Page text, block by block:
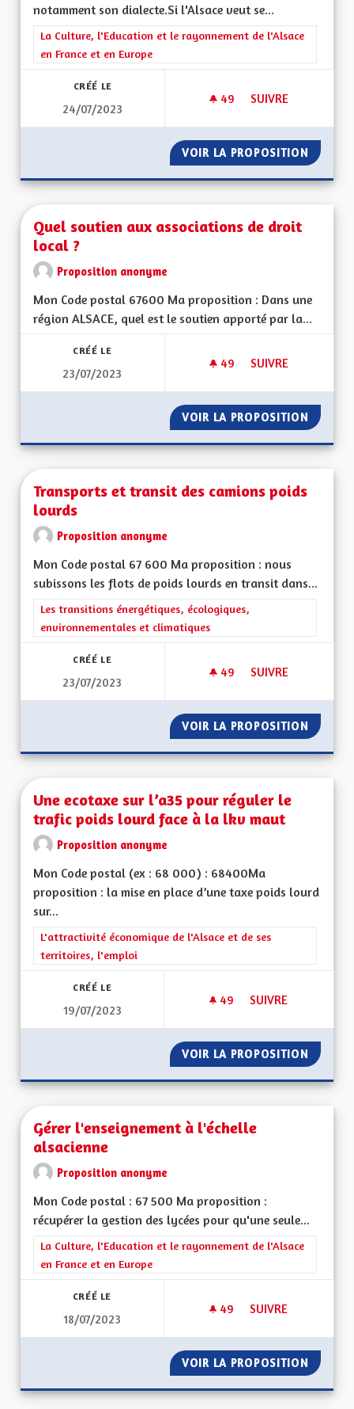
notamment son dialecte.Si l'Alsace veut se...
Filtrer les résultats de la catégorie : La Culture, l'Education et
La Culture, l'Education et le rayonnement de l'Alsace
en France et en Europe
CRÉÉ LE
24/07/2023
49 49 ABONNÉS
SUIVRE
VOIR LA PROPOSITION
Quel soutien aux associations de droit
local ?
Proposition anonyme
Mon Code postal 67600 Ma proposition : Dans une
région ALSACE, quel est le soutien apporté par la...
CRÉÉ LE
23/07/2023
49 49 ABONNÉS
SUIVRE
VOIR LA PROPOSITION QUEL
Transports et transit des camions poids
lourds
Proposition anonyme
Mon Code postal 67 600 Ma proposition : nous
subissons les flots de poids lourds en transit dans...
Filtrer les résultats de la catégorie : Les transitions
Les transitions énergétiques, écologiques,
environnementales et climatiques
CRÉÉ LE
23/07/2023
49 49 ABONNÉS
SUIVRE
VOIR LA PROPOSITION
Une ecotaxe sur l’a35 pour réguler le
trafic poids lourd face à la lkv maut
Proposition anonyme
Mon Code postal (ex : 68 000) : 68400Ma
proposition : la mise en place d’une taxe poids lourd
sur...
Filtrer les résultats de la catégorie : L'attractivité
L'attractivité économique de l'Alsace et de ses
territoires, l'emploi
CRÉÉ LE
19/07/2023
49 49 ABONNÉS
SUIVRE
VOIR LA PROPOSITION UNE
Gérer l'enseignement à l'échelle
alsacienne
Proposition anonyme
Mon Code postal : 67 500 Ma proposition :
récupérer la gestion des lycées pour qu'une seule...
Filtrer les résultats de la catégorie : La Culture, l'Education et
La Culture, l'Education et le rayonnement de l'Alsace
en France et en Europe
CRÉÉ LE
18/07/2023
49 49 ABONNÉS
SUIVRE
VOIR LA PROPOSITION